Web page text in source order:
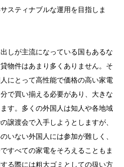
スティナブルな運用を目指しま
しが主流になっている国もあるな
物件はあまり多くありません。そ
にとって高性能で価格の高い家電
で買い揃える必要があり、大きな
す。多くの外国人は知人や各地域
譲渡会で入手しようとしますが、
いない外国人には参加が難しく、
すべての家電をそろえることもま
る際には粗大ゴミとしての扱い方